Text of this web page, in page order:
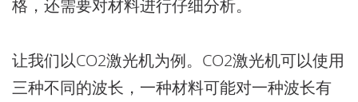
格，还需要对材料进行仔细分析。
让我们以CO2激光机为例。CO2激光机可以使用
三种不同的波长，一种材料可能对一种波长有